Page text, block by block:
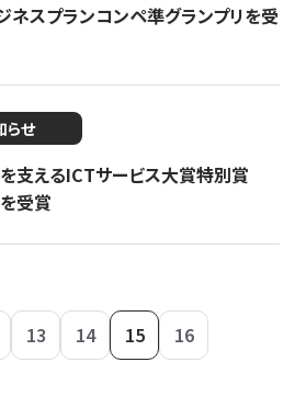
ネスプランコンペ準グランプリを受
らせ
支えるICTサービス大賞特別賞
受賞
13 14 15 16